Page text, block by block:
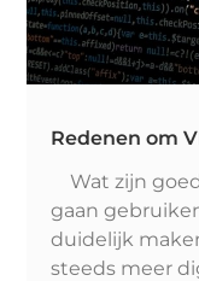
Redenen om
Wat zijn
gaan
duidelijk
steeds meer